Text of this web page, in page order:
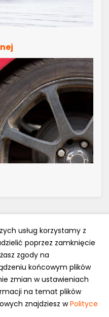
Opony.com.pl
usług korzystamy z
poprzez zamknięcie
zgody na
końcowym plików
zmian w ustawieniach
na temat plików
znajdziesz wPolityce